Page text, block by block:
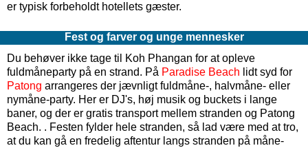
er typisk forbeholdt hotellets gæster.
Fest og farver og unge mennesker
Du behøver ikke tage til Koh Phangan for at opleve
fuldmåneparty på en strand. På Paradise Beach lidt syd for
Patong arrangeres der jævnligt fuldmåne-, halvmåne- eller
nymåne-party. Her er DJ's, høj musik og buckets i lange
baner, og der er gratis transport mellem stranden og Patong
Beach. . Festen fylder hele stranden, så lad være med at tro,
at du kan gå en fredelig aftentur langs stranden på måne-